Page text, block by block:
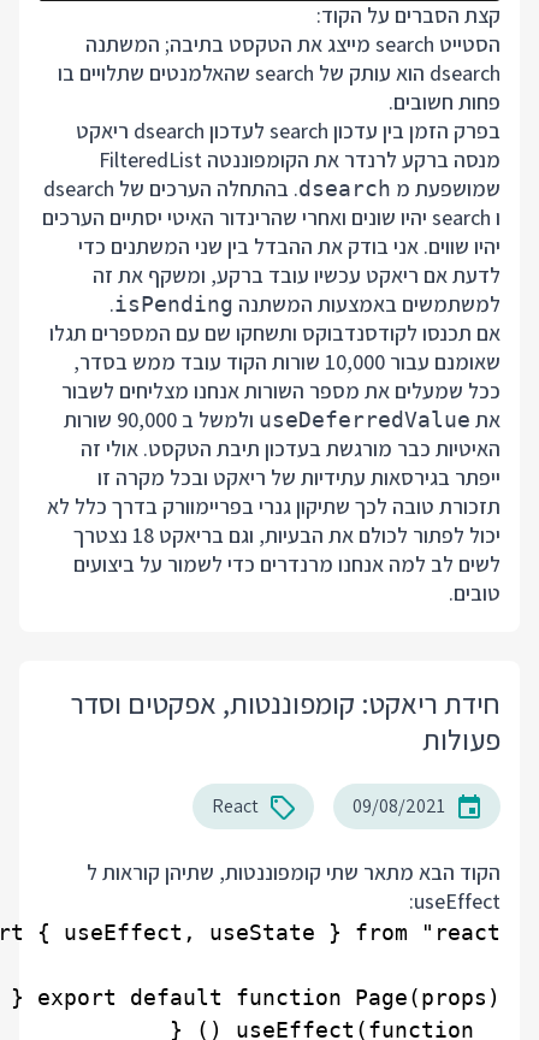
קצת הסברים על הקוד:
הסטייט search מייצג את הטקסט בתיבה; המשתנה
dsearch הוא עותק של search שהאלמנטים שתלויים בו
פחות חשובים.
בפרק הזמן בין עדכון search לעדכון dsearch ריאקט
מנסה ברקע לרנדר את הקומפוננטה FilteredList
שמושפעת מ dsearch
. בהתחלה הערכים של dsearch
ו search יהיו שונים ואחרי שהרינדור האיטי יסתיים הערכים
יהיו שווים. אני בודק את ההבדל בין שני המשתנים כדי
לדעת אם ריאקט עכשיו עובד ברקע, ומשקף את זה
למשתמשים באמצעות המשתנה isPending
.
אם תכנסו לקודסנדבוקס ותשחקו שם עם המספרים תגלו
שאומנם עבור 10,000 שורות הקוד עובד ממש בסדר,
ככל שמעלים את מספר השורות אנחנו מצליחים לשבור
את useDeferredValue
ולמשל ב 90,000 שורות
האיטיות כבר מורגשת בעדכון תיבת הטקסט. אולי זה
ייפתר בגירסאות עתידיות של ריאקט ובכל מקרה זו
תזכורת טובה לכך שתיקון גנרי בפריימוורק בדרך כלל לא
יכול לפתור לכולם את הבעיות, וגם בריאקט 18 נצטרך
לשים לב למה אנחנו מרנדרים כדי לשמור על ביצועים
טובים.
חידת ריאקט: קומפוננטות, אפקטים וסדר
פעולות
09/08/2021
React
הקוד הבא מתאר שתי קומפוננטות, שתיהן קוראות ל
useEffect: